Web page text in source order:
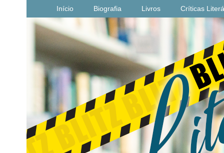
Início Biografia Livros Críticas